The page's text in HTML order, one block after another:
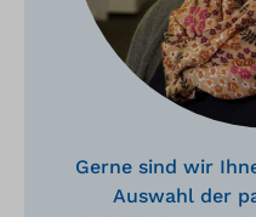
Gerne sind wir
Auswahl der